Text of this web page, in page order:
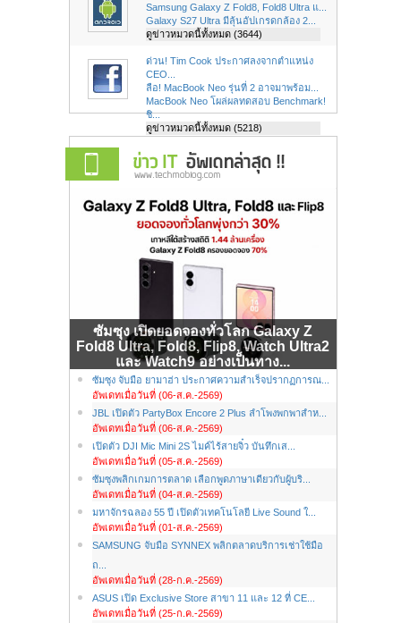
Samsung Galaxy Z Fold8, Fold8 Ultra แ...
Galaxy S27 Ultra มีลุ้นอัปเกรดกล้อง 2...
ดูข่าวหมวดนี้ทั้งหมด (3644)
ด่วน! Tim Cook ประกาศลงจากตำแหน่ง
CEO...
ลือ! MacBook Neo รุ่นที่ 2 อาจมาพร้อม...
MacBook Neo โผล่ผลทดสอบ Benchmark!
ชิ...
ดูข่าวหมวดนี้ทั้งหมด (5218)
ซัมซุง เปิดยอดจองทั่วโลก Galaxy Z
Fold8 Ultra, Fold8, Flip8, Watch Ultra2
และ Watch9 อย่างเป็นทาง...
ซัมซุง จับมือ ยามาฮ่า ประกาศความสำเร็จปรากฏการณ...
อัพเดทเมื่อวันที่ (06-ส.ค.-2569)
JBL เปิดตัว PartyBox Encore 2 Plus ลำโพงพกพาสำห...
อัพเดทเมื่อวันที่ (06-ส.ค.-2569)
เปิดตัว DJI Mic Mini 2S ไมค์ไร้สายจิ๋ว บันทึกเส...
อัพเดทเมื่อวันที่ (05-ส.ค.-2569)
ซัมซุงพลิกเกมการตลาด เลือกพูดภาษาเดียวกับผู้บริ...
อัพเดทเมื่อวันที่ (04-ส.ค.-2569)
มหาจักรฉลอง 55 ปี เปิดตัวเทคโนโลยี Live Sound ใ...
อัพเดทเมื่อวันที่ (01-ส.ค.-2569)
SAMSUNG จับมือ SYNNEX พลิกตลาดบริการเช่าใช้มือ
ถ...
อัพเดทเมื่อวันที่ (28-ก.ค.-2569)
ASUS เปิด Exclusive Store สาขา 11 และ 12 ที่ CE...
อัพเดทเมื่อวันที่ (25-ก.ค.-2569)